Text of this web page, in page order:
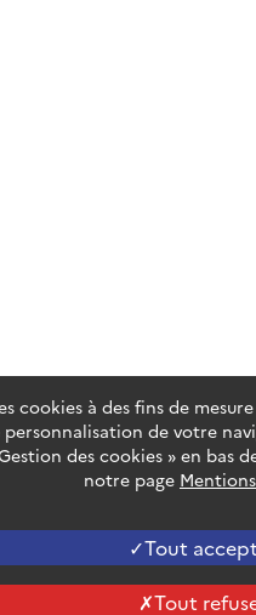
cookies à des fins de
personnalisation de votre
des cookies » en bas
notre page
Tout
Tout